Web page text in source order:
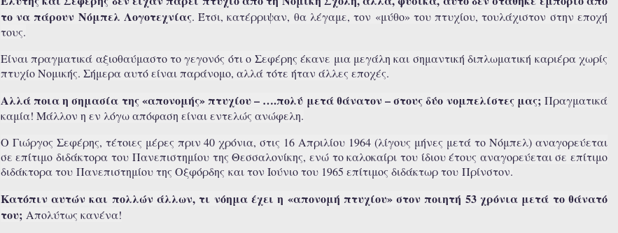
το να πάρουν Νόμπελ Λογοτεχνίας. Έτσι, κατέρριψαν, θα λέγαμε, τον «μύθο» του πτυχίου, τουλάχιστον στην εποχή
τους.
Είναι πραγματικά αξιοθαύμαστο το γεγονός ότι ο Σεφέρης έκανε μια μεγάλη και σημαντική διπλωματική καριέρα χωρίς
πτυχίο Νομικής. Σήμερα αυτό είναι παράνομο, αλλά τότε ήταν άλλες εποχές.
Αλλά ποια η σημασία της «απονομής» πτυχίου – ….πολύ μετά θάνατον – στους δύο νομπελίστες μας; Πραγματικά
καμία! Μάλλον η εν λόγω απόφαση είναι εντελώς ανώφελη.
Ο Γιώργος Σεφέρης, τέτοιες μέρες πριν 40 χρόνια, στις 16 Απριλίου 1964 (λίγους μήνες μετά το Νόμπελ) αναγορεύεται
σε επίτιμο διδάκτορα του Πανεπιστημίου της Θεσσαλονίκης, ενώ το καλοκαίρι του ίδιου έτους αναγορεύεται σε επίτιμο
διδάκτορα του Πανεπιστημίου της Οξφόρδης και τον Ιούνιο του 1965 επίτιμος διδάκτωρ του Πρίνστον.
Κατόπιν αυτών και πολλών άλλων, τι νόημα έχει η «απονομή πτυχίου» στον ποιητή 53 χρόνια μετά το θάνατό
του; Απολύτως κανένα!